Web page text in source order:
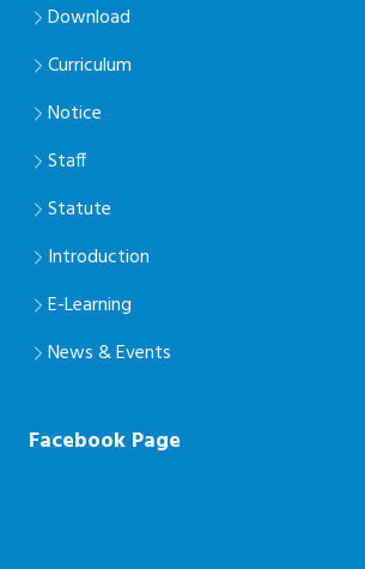
Download
Curriculum
Notice
Staff
Statute
Introduction
E-Learning
News & Events
Facebook Page